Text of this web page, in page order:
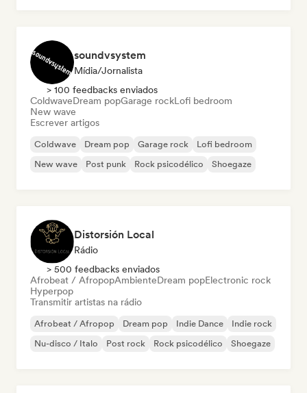
soundvsystem
Mídia/Jornalista
> 100 feedbacks enviados
ColdwaveDream popGarage rockLofi bedroom
New wave
Escrever artigos
Coldwave Dream pop Garage rock
Lofi bedroom
New wave
Post punk Rock psicodélico Shoegaze
Distorsión Local
Rádio
> 500 feedbacks enviados
Afrobeat / AfropopAmbienteDream popElectronic rock
Hyperpop
Transmitir artistas na rádio
Afrobeat / Afropop Dream pop Indie Dance
Indie rock
Nu-disco / Italo
Post rock Rock psicodélico Shoegaze